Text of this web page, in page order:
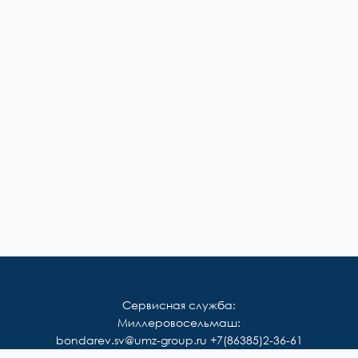
Сервисная служба:
Миллеровосельмаш:
bondarev.sv@umz-group.ru +7(86385)2-36-61